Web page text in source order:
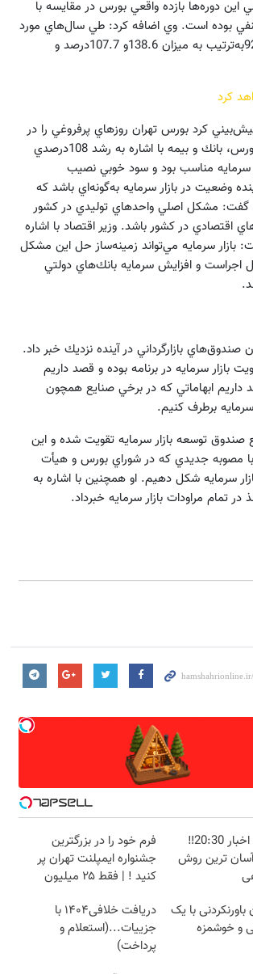
در مقايسه با تورم بيشتر بوده است و در 5سال مياني اين دوره‌ها بازده واقعي بورس در مقايسه با
كمتر بوده است. درحالي‌كه بازده اسمي بورس در سال‌هاي 84و 87منفي بوده است. وي اضافه كرد: طي سال‌هاي مورد
بررسي، بيشترين تغييرات شاخص قيمت و بازده نقدي در سال‌هاي 82و 92به‌ترتيب به ميزان 138.6و 107.7درصد و
كرد
كرد بورس تهران روز‌هاي پرفروغي را در
پيش داشته با‌شد. علي طيب‌نيا در مراسم افتتاحيه هشتمين نمايشگاه بورس، بانك و بيمه با اشاره به رشد 108درصدي
بازار سرمايه مناسب بود و سود خوبي نصيب
وضعيت در بازار سرمايه به‌گونه‌اي باشد كه
گفت: مشكل اصلي واحدهاي توليدي در كشور
اقتصادي در كشور باشد. وزير اقتصاد با اشاره
بازار سرمايه مي‌تواند زمينه‌ساز حل اين مشكل
اجراست و افزايش سرمايه بانك‌هاي دولتي
بازارگرداني در آينده نزديك خبر داد.
سرمايه در برنامه بوده و قصد داريم
ابهاماتي كه در برخي صنايع همچون
برطرف كنيم.
صندوق توسعه بازار سرمايه تقويت شده و اين
مصوبه جديدي كه در شوراي بورس و هيأت
سرمايه شكل دهيم. او همچنين با اشاره به
تمام مراودات بازار سرمايه خبرداد.
پخش زنده اخبار 20:30‼️
آسان ترین روش
فرم خود را در بزرگترین
جشنواره ایمپلنت تهران پر
کنید ! | فقط ۲۵ میلیون
با یک
و خوشمزه
دریافت خلافی۱۴۰۴ با
جزییات...(استعلام و
پرداخت)